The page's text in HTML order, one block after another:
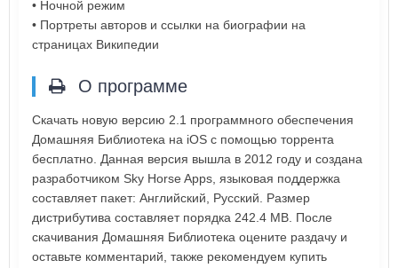
• Ночной режим
• Портреты авторов и ссылки на биографии на
страницах Википедии
О программе
Скачать новую версию 2.1 программного обеспечения
Домашняя Библиотека на iOS с помощью торрента
бесплатно. Данная версия вышла в 2012 году и создана
разработчиком Sky Horse Apps, языковая поддержка
составляет пакет: Английский, Русский. Размер
дистрибутива составляет порядка 242.4 MB. После
скачивания Домашняя Библиотека оцените раздачу и
оставьте комментарий, также рекомендуем купить